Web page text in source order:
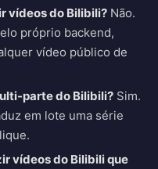
vídeos do Bilibili? Não.
próprio backend,
vídeo público de
parte do Bilibili? Sim.
em lote uma série
vídeos do Bilibili que